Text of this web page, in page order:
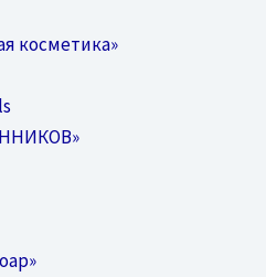
косметика»